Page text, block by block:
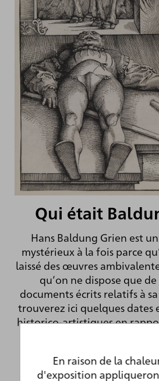
Qui était
Hans Baldung Grien est
mystérieux à la fois parce
laissé des œuvres
qu’on ne dispose que
documents écrits relatifs à
trouverez ici quelques dates
historico-artistiques en
En raison de la
d'exposition